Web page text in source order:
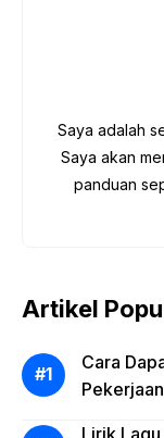
o
k
Saya adalah
Saya akan
panduan
Artikel
Cara
Lirik